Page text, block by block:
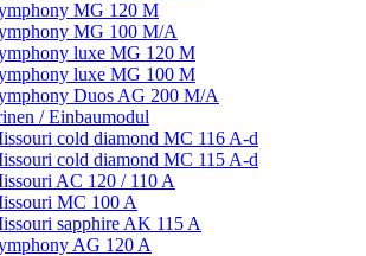
MG 120 M
MG 100 M/А
luxe MG 120 M
luxe MG 100 M
Duos AG 200 M/A
/ Einbaumodul
cold diamond MC 116 A-d
cold diamond MC 115 A-d
AC 120 / 110 A
MC 100 A
sapphire AK 115 A
AG 120 A